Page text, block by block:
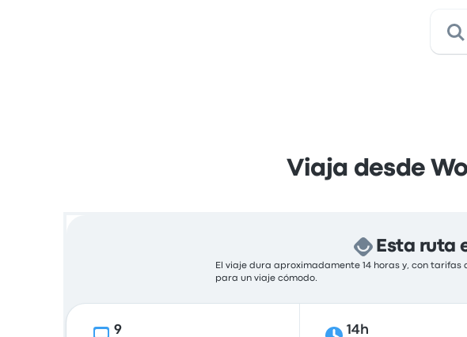
Viaja desde
Esta ruta
El viaje dura aproximadamente 14 horas y, con
para un viaje cómodo.
9 14h